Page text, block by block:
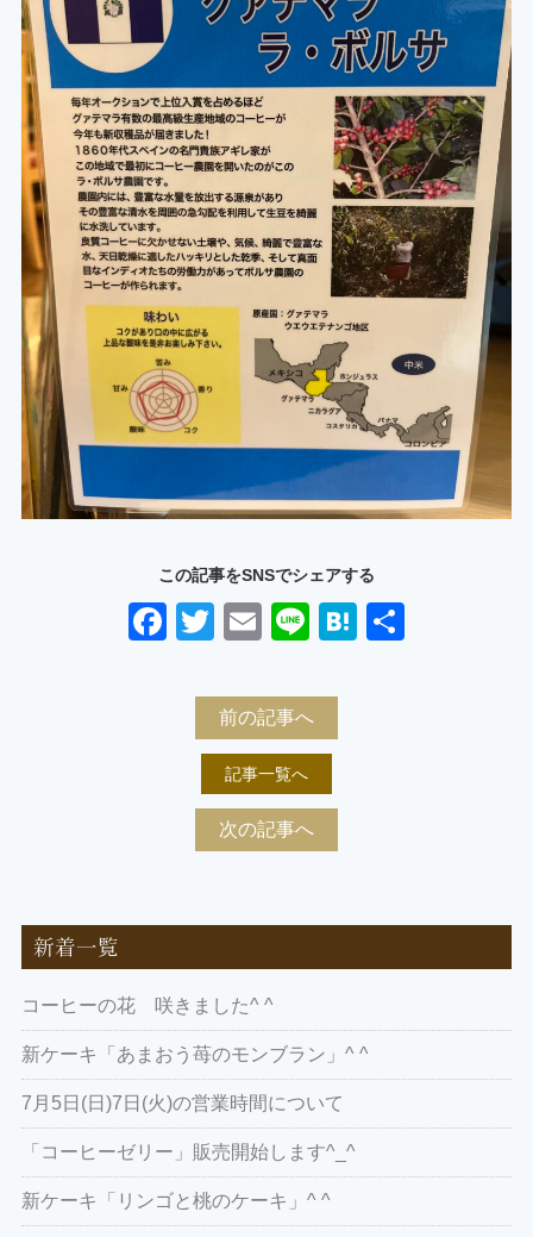
この記事をSNSでシェアする
Facebook
TwitterEmailLineHatena
前の記事へ
記事一覧へ
次の記事へ
新着一覧
コーヒーの花 咲きました^ ^
新ケーキ「あまおう苺のモンブラン」^ ^
7月5日(日)7日(火)の営業時間について
「コーヒーゼリー」販売開始します^_^
新ケーキ「リンゴと桃のケーキ」^ ^